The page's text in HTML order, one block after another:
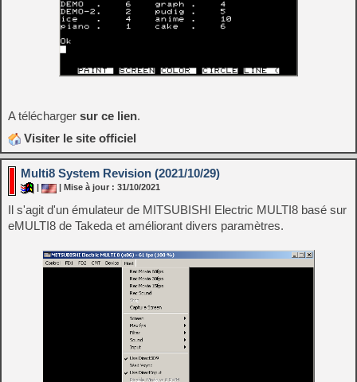
A télécharger sur ce lien.
Visiter le site officiel
Multi8 System Revision (2021/10/29)
| Mise à jour : 31/10/2021
Il s'agit d'un émulateur de MITSUBISHI Electric MULTI8 basé sur
eMULTI8 de Takeda et améliorant divers paramètres.